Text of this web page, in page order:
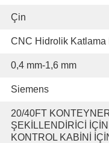
Çin
CNC Hidrolik Katlama
0,4 mm-1,6 mm
Siemens
20/40FT
ŞEKİLLENDİRİCİ
KONTROL KABİNİ